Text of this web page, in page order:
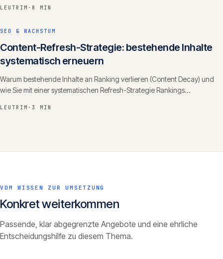
LEUTRIM · 8 MIN
SEO & WACHSTUM
Content-Refresh-Strategie: bestehende Inhalte
systematisch erneuern
Warum bestehende Inhalte an Ranking verlieren (Content Decay) und
wie Sie mit einer systematischen Refresh-Strategie Rankings
LEUTRIM · 3 MIN
VOM WISSEN ZUR UMSETZUNG
Konkret weiterkommen
Passende, klar abgegrenzte Angebote und eine ehrliche
Entscheidungshilfe zu diesem Thema.